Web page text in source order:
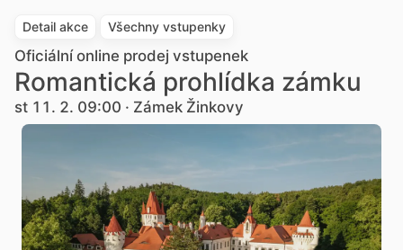
Detail akce Všechny vstupenky
Oficiální online prodej vstupenek
Romantická prohlídka zámku
st 11. 2. 09:00 · Zámek Žinkovy